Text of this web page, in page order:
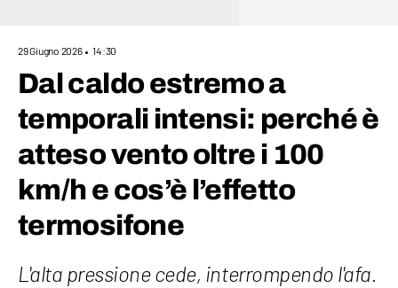
29 Giugno 2026 14:30
Dal caldo estremo a
temporali intensi: perché è
atteso vento oltre i 100
km/h e cos’è l’effetto
termosifone
L'alta pressione cede, interrompendo l'afa.